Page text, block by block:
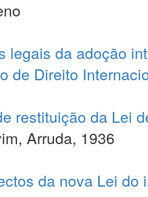
legais da adoção
de Direito
restituição da Lei
Arruda, 1936
da nova Lei do